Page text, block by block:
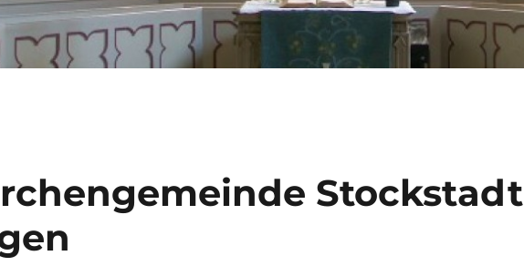
Stockstadt